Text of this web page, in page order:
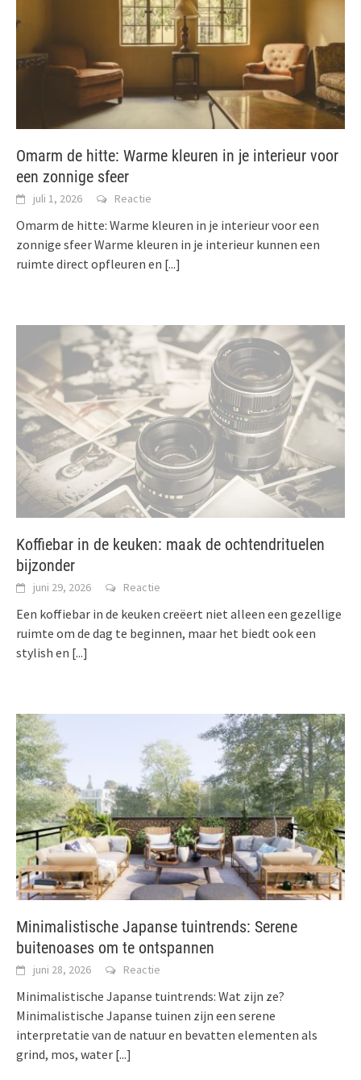
Omarm de hitte: Warme kleuren in je interieur voor
een zonnige sfeer
juli 1, 2026 Reactie
Omarm de hitte: Warme kleuren in je interieur voor een
zonnige sfeer Warme kleuren in je interieur kunnen een
ruimte direct opfleuren en [...]
Koffiebar in de keuken: maak de ochtendrituelen
bijzonder
juni 29, 2026 Reactie
Een koffiebar in de keuken creëert niet alleen een gezellige
ruimte om de dag te beginnen, maar het biedt ook een
stylish en [...]
Minimalistische Japanse tuintrends: Serene
buitenoases om te ontspannen
juni 28, 2026 Reactie
Minimalistische Japanse tuintrends: Wat zijn ze?
Minimalistische Japanse tuinen zijn een serene
interpretatie van de natuur en bevatten elementen als
grind, mos, water [...]